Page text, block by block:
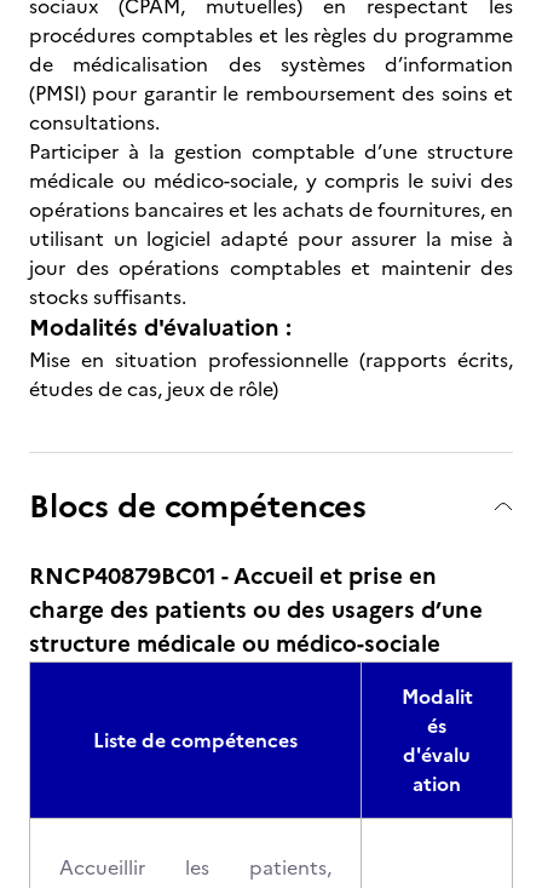
sociaux (CPAM, mutuelles) en respectant les
procédures comptables et les règles du programme
de médicalisation des systèmes d’information
(PMSI) pour garantir le remboursement des soins et
consultations.
Participer à la gestion comptable d’une structure
médicale ou médico-sociale, y compris le suivi des
opérations bancaires et les achats de fournitures, en
utilisant un logiciel adapté pour assurer la mise à
jour des opérations comptables et maintenir des
stocks suffisants.
Modalités d'évaluation :
Mise en situation professionnelle (rapports écrits,
études de cas, jeux de rôle)
Blocs de compétences
RNCP40879BC01 - Accueil et prise en
charge des patients ou des usagers d’une
structure médicale ou médico-sociale
Liste de compétences
Modalit
és
d'évalu
ation
Accueillir les patients,